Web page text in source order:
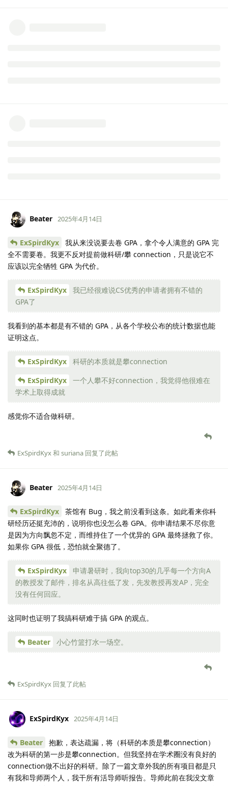
Beater 2025年4月14日
ExSpirdKyx
我从来没说要去卷 GPA，拿个令人满意的 GPA 完
全不需要卷。我更不反对提前做科研/攀 connection，只是说它不
应该以完全牺牲 GPA 为代价。
ExSpirdKyx
我已经很难说CS优秀的申请者拥有不错的
GPA了
我看到的基本都是有不错的 GPA，从各个学校公布的统计数据也能
证明这点。
ExSpirdKyx
科研的本质就是攀connection
ExSpirdKyx
一个人攀不好connection，我觉得他很难在
学术上取得成就
感觉你不适合做科研。
ExSpirdKyx和 suriana 回复了此帖
Beater 2025年4月14日
ExSpirdKyx
茶馆有 Bug，我之前没看到这条。如此看来你科
研经历还挺充沛的，说明你也没怎么卷 GPA。你申请结果不尽你意
是因为方向飘忽不定，而维持住了一个优异的 GPA 最终拯救了你。
如果你 GPA 很低，恐怕就全聚德了。
ExSpirdKyx
申请暑研时，我向top30的几乎每一个方向A
的教授发了邮件，排名从高往低了发，先发教授再发AP，完全
没有任何回应。
这同时也证明了我搞科研难于搞 GPA 的观点。
Beater 小心竹篮打水一场空。
ExSpirdKyx 回复了此帖
ExSpirdKyx 2025年4月14日
Beater
抱歉，表达疏漏，将（科研的本质是攀connection）
改为科研的第一步是攀connection。但我坚持在学术圈没有良好的
connection做不出好的科研。除了一篇文章外我的所有项目都是只
有我和导师两个人，我干所有活导师听报告。导师此前在我没文章